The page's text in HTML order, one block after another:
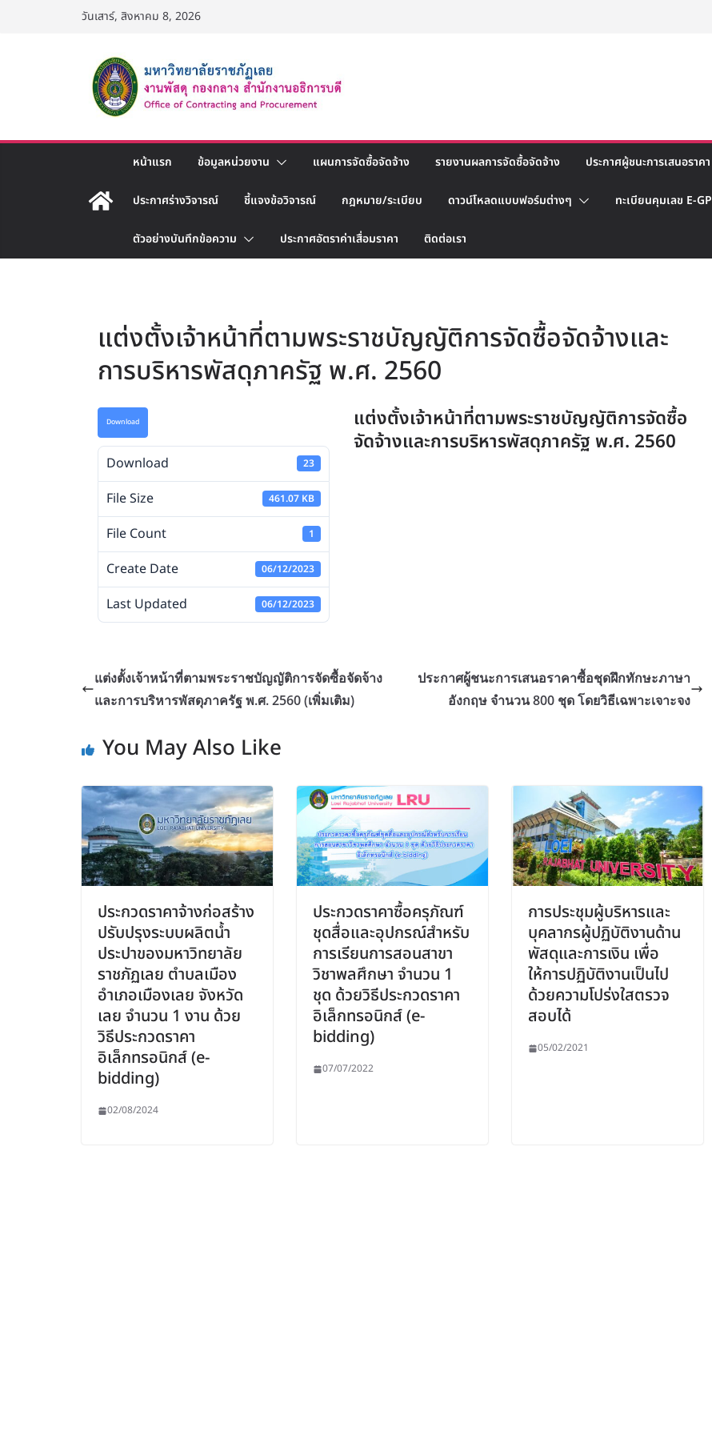
วันเสาร์, สิงหาคม 8, 2026
หน้าแรก ข้อมูลหน่วยงาน แผนการจัดซื้อจัดจ้าง รายงานผลการจัดซื้อจัดจ้าง ประกาศผู้ชนะการเสนอราคา
ประกาศร่างวิจารณ์ ชี้แจงข้อวิจารณ์ กฎหมาย/ระเบียบ ดาวน์โหลดแบบฟอร์มต่างๆ ทะเบียนคุมเลข E-GP
ตัวอย่างบันทึกข้อความ ประกาศอัตราค่าเสื่อมราคา ติดต่อเรา
แต่งตั้งเจ้าหน้าที่ตามพระราชบัญญัติการจัดซื้อจัดจ้างและ
การบริหารพัสดุภาครัฐ พ.ศ. 2560
Download
Download 23
File Size 461.07 KB
File Count 1
Create Date 06/12/2023
Last Updated 06/12/2023
แต่งตั้งเจ้าหน้าที่ตามพระราชบัญญัติการจัดซื้อ
จัดจ้างและการบริหารพัสดุภาครัฐ พ.ศ. 2560
แต่งตั้งเจ้าหน้าที่ตามพระราชบัญญัติการจัดซื้อจัดจ้าง
และการบริหารพัสดุภาครัฐ พ.ศ. 2560 (เพิ่มเติม)
ประกาศผู้ชนะการเสนอราคาซื้อชุดฝึกทักษะภาษา
อังกฤษ จำนวน 800 ชุด โดยวิธีเฉพาะเจาะจง
You May Also Like
ประกวดราคาจ้างก่อสร้าง
ปรับปรุงระบบผลิตน้ำ
ประปาของมหาวิทยาลัย
ราชภัฏเลย ตำบลเมือง
อำเภอเมืองเลย จังหวัด
เลย จำนวน 1 งาน ด้วย
วิธีประกวดราคา
อิเล็กทรอนิกส์ (e-
bidding)
02/08/2024
ประกวดราคาซื้อครุภัณฑ์
ชุดสื่อและอุปกรณ์สำหรับ
การเรียนการสอนสาขา
วิชาพลศึกษา จำนวน 1
ชุด ด้วยวิธีประกวดราคา
อิเล็กทรอนิกส์ (e-
bidding)
07/07/2022
การประชุมผู้บริหารและ
บุคลากรผู้ปฏิบัติงานด้าน
พัสดุและการเงิน เพื่อ
ให้การปฏิบัติงานเป็นไป
ด้วยความโปร่งใสตรวจ
สอบได้
05/02/2021